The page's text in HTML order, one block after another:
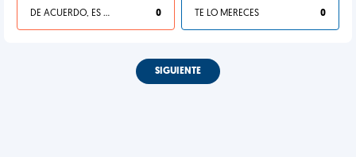
DE ACUERDO, ES UNA VIDA HP 0 TE LO MERECES 0
SIGUIENTE